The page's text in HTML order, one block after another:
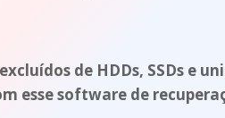
de HDDs, SSDs e
esse software de